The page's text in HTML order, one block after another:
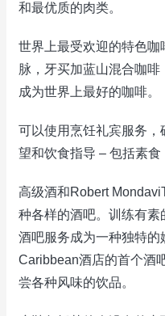
和最优质的肉类。
世界上最受欢迎的特色
脉，牙买加蓝山混合咖
成为世界上最好的咖啡。
可以使用烹饪礼宾服务
望和饮食指导 – 包括素食
高级酒和Robert
种各样的酒吧。训练有
酒吧服务成为一种独特的
Caribbean酒店的首个酒
尝各种风味的饮品。